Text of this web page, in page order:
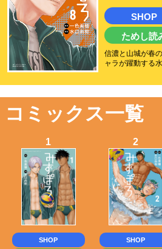
SHOP
ためし読
信濃と山城が春
ャラが躍動する
コミックス一覧
1
SHOP
2
SHOP